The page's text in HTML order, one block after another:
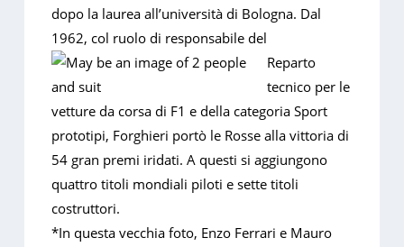
dopo la laurea all’università di Bologna. Dal
1962, col ruolo di responsabile del
Reparto
tecnico per le
vetture da corsa di F1 e della categoria Sport
prototipi, Forghieri portò le Rosse alla vittoria di
54 gran premi iridati. A questi si aggiungono
quattro titoli mondiali piloti e sette titoli
costruttori.
*In questa vecchia foto, Enzo Ferrari e Mauro